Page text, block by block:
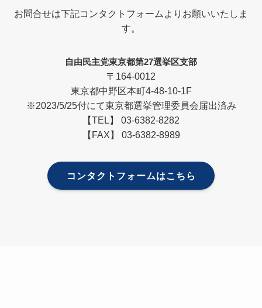
お問合せは下記コンタクトフォームよりお願いいたしま
す。
自由民主党東京都第27選挙区支部
〒164-0012
東京都中野区本町4-48-10-1F
※2023/5/25付にて東京都選挙管理委員会届出済み
【TEL】 03-6382-8282
【FAX】 03-6382-8989
コンタクトフォームはこちら